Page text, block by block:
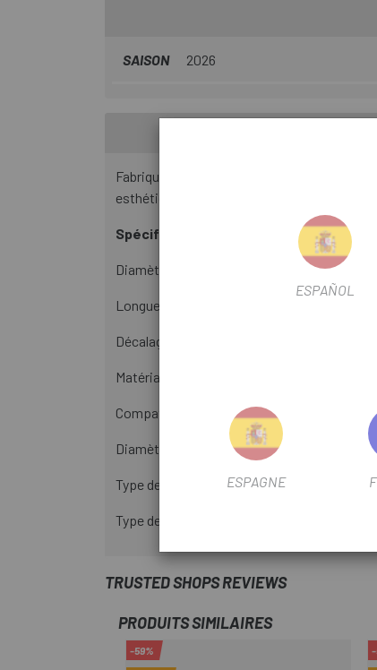
SAISON 2026
Fabriqué en aluminium de haute qualité et
esthétique sobre en accord avec le style de
Spécifications
Diamètre : 31,6 mm
Longueur : 400 mm
Décalage : 0 mm
Matériau : AL-7050
Compatible DI2 : Non
Diamètre du rail : 7 x 7 mm
Type de rail : Rond
Type de collier de selle : Vis unique
TRUSTED SHOPS REVIEWS
PRODUITS SIMILAIRES
-59% -
ESPAÑOL
ESPAGNE